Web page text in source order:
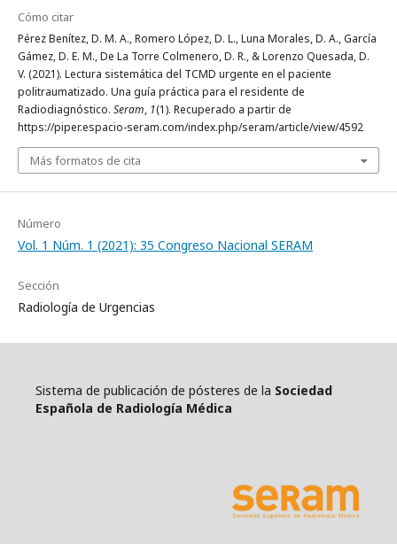
Cómo citar
Pérez Benítez, D. M. A., Romero López, D. L., Luna Morales, D. A., García
Gámez, D. E. M., De La Torre Colmenero, D. R., & Lorenzo Quesada, D.
V. (2021). Lectura sistemática del TCMD urgente en el paciente
politraumatizado. Una guía práctica para el residente de
Radiodiagnóstico. Seram, 1(1). Recuperado a partir de
https://piper.espacio-seram.com/index.php/seram/article/view/4592
Más formatos de cita
Número
Vol. 1 Núm. 1 (2021): 35 Congreso Nacional SERAM
Sección
Radiología de Urgencias
Sistema de publicación de pósteres de la Sociedad
Española de Radiología Médica